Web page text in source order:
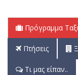
Πρόγραμμα
Πτήσεις
Τι μας είπαν..